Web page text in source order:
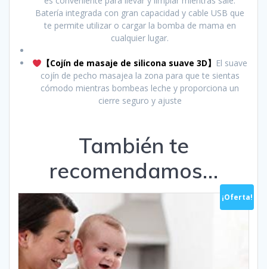
Batería integrada con gran capacidad y cable USB que
te permite utilizar o cargar la bomba de mama en
cualquier lugar.
【Cojín de masaje de silicona suave 3D】
El suave
cojín de pecho masajea la zona para que te sientas
cómodo mientras bombeas leche y proporciona un
cierre seguro y ajuste
También te
recomendamos…
¡Oferta!